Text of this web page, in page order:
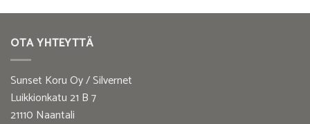
OTA YHTEYTTÄ
Sunset Koru Oy / Silvernet
Luikkionkatu 21 B 7
21110 Naantali